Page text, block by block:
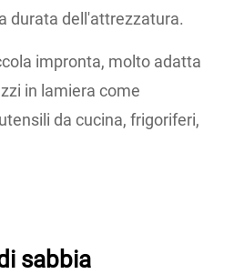
durata dell'attrezzatura.
impronta, molto adatta
in lamiera come
da cucina, frigoriferi,
sabbia